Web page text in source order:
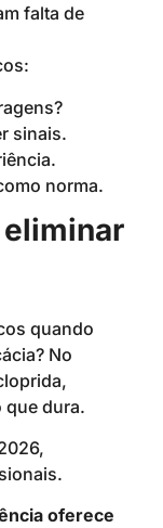
falta de
sinais.
norma.
quando
No
que dura.
oferece